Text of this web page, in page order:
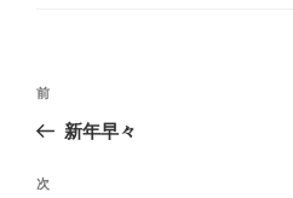
投
ビ
前
の
稿
前
新年早々
次
次